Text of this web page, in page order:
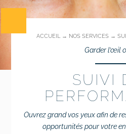
# Formation SEA
# Formation SMO
sociaux)
ACCUEIL→ NOS SERVICES→
Garder l’œil
SUIVI
Ouvrez grand vos yeux afin de
opportunités pour votre